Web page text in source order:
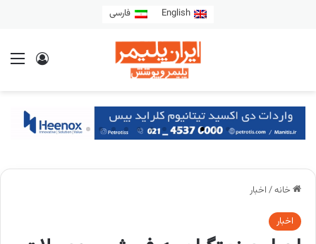
English فارسی
خانه/ اخبار
اخبار